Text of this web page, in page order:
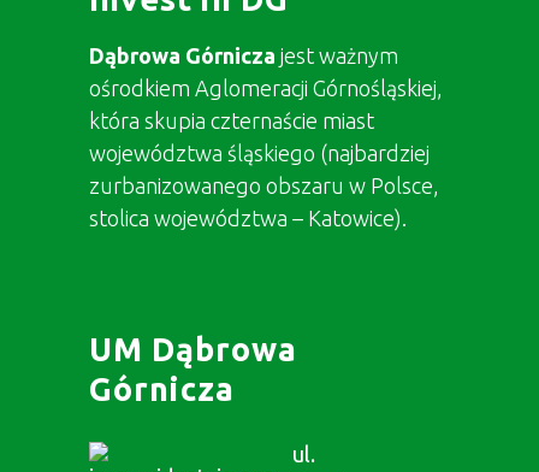
Dąbrowa Górnicza jest ważnym
ośrodkiem Aglomeracji Górnośląskiej,
która skupia czternaście miast
województwa śląskiego (najbardziej
zurbanizowanego obszaru w Polsce,
stolica województwa – Katowice).
UM Dąbrowa
Górnicza
ul.